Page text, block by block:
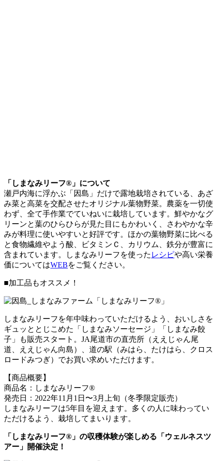
「しまなみリーフ®」について
瀬戸内海に浮かぶ「因島」だけで露地栽培されている、あざ
み菜と高菜を交配させたオリジナル葉物野菜。農薬を一切使
わず、全て手作業でていねいに栽培しています。鮮やかなグ
リーンと葉のひらひらが見た目にもかわいく、さわやかな辛
みが料理に使いやすいと好評です。ほかの葉物野菜に比べる
と食物繊維やよう酸、ビタミンＣ、カリウム、鉄分が豊富に
含まれています。しまなみリーフを使った レシピや高い栄養
価についてはWEBをご覧ください。
■加工品もオススメ！
しまなみリーフを年中味わっていただけるよう、おいしさを
ギュッととじこめた「しまなみソーセージ」「しまなみ餃
子」も販売スタート。JA尾道市の直売所（ええじゃん尾
道、ええじゃん向島）、道の駅（みはら、たけはら、クロス
ロードみつぎ）でお買い求めいただけます。
【商品概要】
商品名：しまなみリーフ®
発売日：2022年11月1日〜3月上旬（冬季限定販売）
しまなみリーフは5年目を迎えます。多くの人に味わってい
ただけるよう、栽培してまいります。
「しまなみリーフ®」の収穫体験が楽しめる「ウェルネスツ
アー」開催決定！